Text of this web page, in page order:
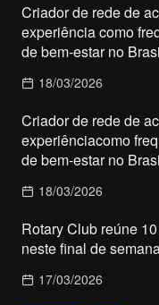
Criador de rede de
experiência como
de bem-estar no
18/03/2026
Criador de rede de
experiênciacomo
de bem-estar no
18/03/2026
Rotary Club reúne
neste final de
17/03/2026